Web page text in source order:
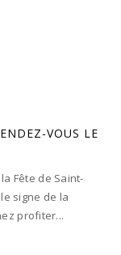
VOUS LE
Fête de Saint-
signe de la
profiter...